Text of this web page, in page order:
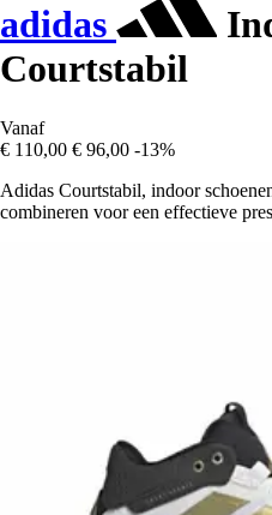
adidas
Courtstabil
Vanaf
€ 110,00 € 96,00 -13%
Adidas Courtstabil, indoor
combineren voor een effectieve